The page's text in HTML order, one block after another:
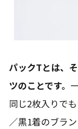
パックTとは、
ツのことです。
同じ2枚入りで
／黒1着のブラン